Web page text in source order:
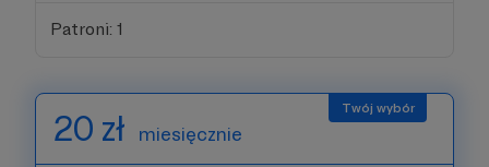
Patroni: 1
20 zł miesięcznie